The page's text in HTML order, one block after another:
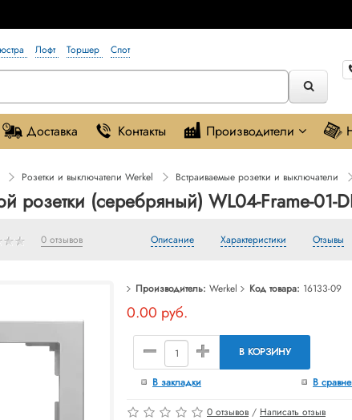
Лофт Торшер
Спот
Доставка Контакты Производители
Розетки и выключатели Werkel Встраиваемые розетки и выключатели
розетки (серебряный) WL04-Frame-01-
0 отзывов Описание Характеристики Отзывы
Производитель: Werkel Код товара: 16133-09
0.00 руб.
В КОРЗИНУ
В закладки В
0 отзывов / Написать отзыв